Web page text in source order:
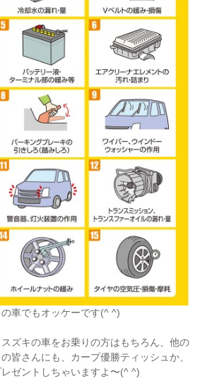
車でもオッケーです(^ ^)
ズキの車をお乗りの方はもちろん、他の
皆さんにも、カープ優勝ティッシュか、
ゼントしちゃいますよ〜(^ ^)